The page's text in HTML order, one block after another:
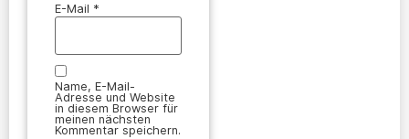
E-Mail *
Name, E-Mail-
Adresse und Website
in diesem Browser für
meinen nächsten
Kommentar speichern.